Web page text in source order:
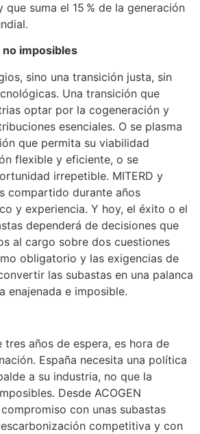
suma el 15 % de la generación
no imposibles
sino una transición justa, sin
Una transición que
optar por la cogeneración y
esenciales. O se plasma
que permita su viabilidad
flexible y eficiente, o se
irrepetible. MITERD y
compartido durante años
y experiencia. Y hoy, el éxito o el
dependerá de decisiones que
al cargo sobre dos cuestiones
obligatorio y las exigencias de
las subastas en una palanca
enajenada e imposible.
tres años de espera, es hora de
España necesita una política
a su industria, no que la
Desde ACOGEN
con unas subastas
competitiva y con